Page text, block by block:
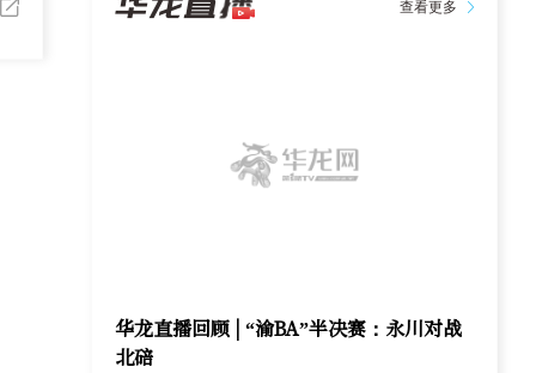
查看更多
华龙直播回顾 | “渝BA”半决赛：永川对战
北碚